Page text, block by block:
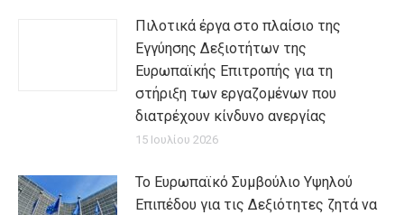
Πιλοτικά έργα στο πλαίσιο της
Εγγύησης Δεξιοτήτων της
Ευρωπαϊκής Επιτροπής για τη
στήριξη των εργαζομένων που
διατρέχουν κίνδυνο ανεργίας
15 Ιουλίου 2026
Το Ευρωπαϊκό Συμβούλιο Υψηλού
Επιπέδου για τις Δεξιότητες ζητά να